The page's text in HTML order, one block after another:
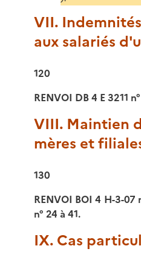
VII.
aux salariés
120
RENVOI DB 4 E 3211
VIII. Maintien
mères et
130
RENVOI BOI 4 H-3-07
n° 24 à 41.
IX. Cas